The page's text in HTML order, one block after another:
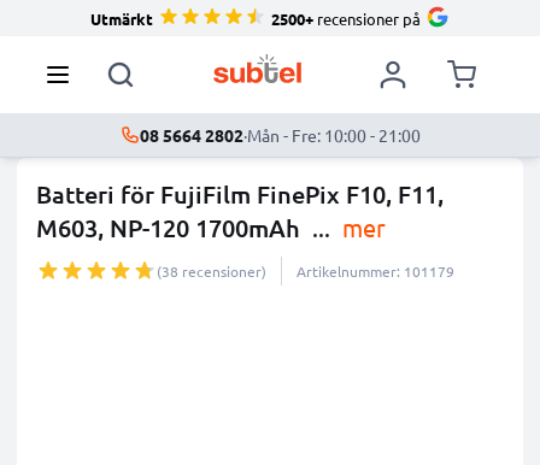
Utmärkt 2500+ recensioner på
08 5664 2802·Mån - Fre: 10:00 - 21:00
Batteri för FujiFilm FinePix F10, F11,
M603, NP-120 1700mAh ... mer
(38 recensioner) Artikelnummer: 101179